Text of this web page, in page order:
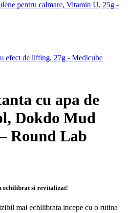
pentru calmare, Vitamin U, 25g -
efect de lifting, 27g - Medicube
cu apa de
Dokdo Mud
Round Lab
echilibrat si revitalizat!
mai echilibrata incepe cu o rutina